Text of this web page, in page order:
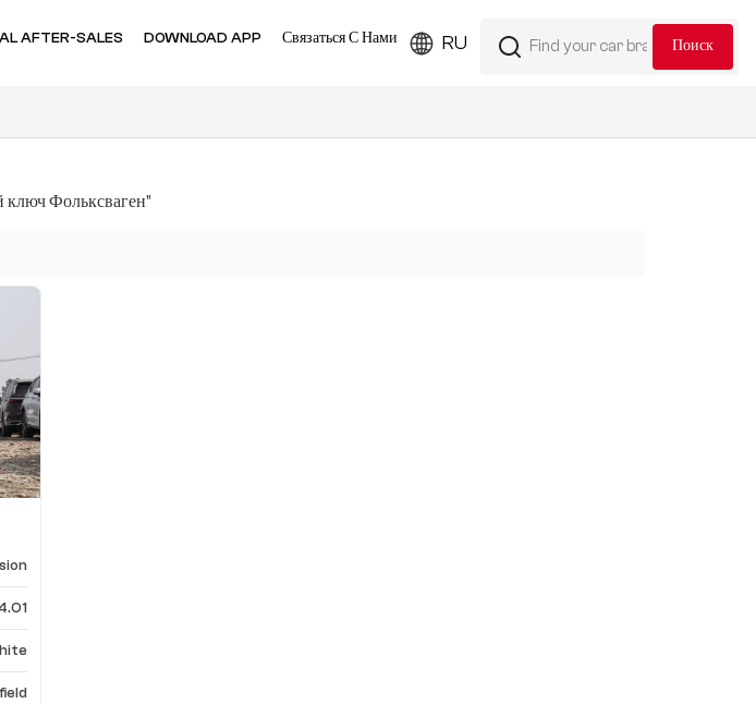
RU
AFTER-SALES DOWNLOAD APP Связаться С Нами
ключ Фольксваген"